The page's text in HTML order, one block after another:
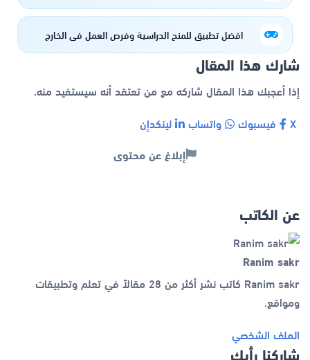
افضل تطبيق للمنح الدراسية وفرص العمل في الخارج
شارك هذا المقال
إذا أعجبك هذا المقال شاركه مع من تعتقد أنه سيستفيد منه.
فيسبوك واتساب لينكدإن
إبلاغ عن محتوى
عن الكاتب
Ranim sakr
Ranim sakr كاتب نشر أكثر من 28 مقالاً في تعلم وتطبيقات
ومواقع.
الملف الشخصي
شاركنا رأيك